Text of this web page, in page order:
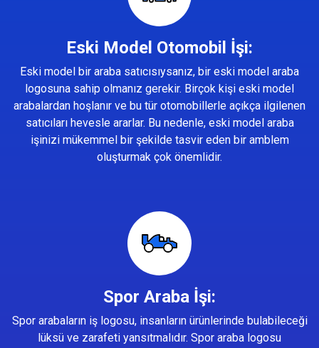
Eski Model Otomobil İşi:
Eski model bir araba satıcısıysanız, bir eski model araba
logosuna sahip olmanız gerekir. Birçok kişi eski model
arabalardan hoşlanır ve bu tür otomobillerle açıkça ilgilenen
satıcıları hevesle ararlar. Bu nedenle, eski model araba
işinizi mükemmel bir şekilde tasvir eden bir amblem
oluşturmak çok önemlidir.
Spor Araba İşi:
Spor arabaların iş logosu, insanların ürünlerinde bulabileceği
lüksü ve zarafeti yansıtmalıdır. Spor araba logosu